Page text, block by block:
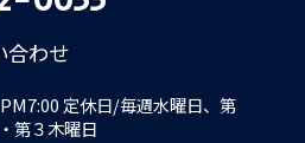
合わせ
定休日/毎週水曜日、第
第３木曜日